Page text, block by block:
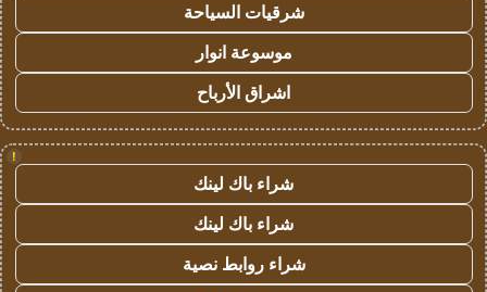
شرقيات السياحة
موسوعة انوار
اشراق الأرباح
!
شراء باك لينك
شراء باك لينك
شراء روابط نصية